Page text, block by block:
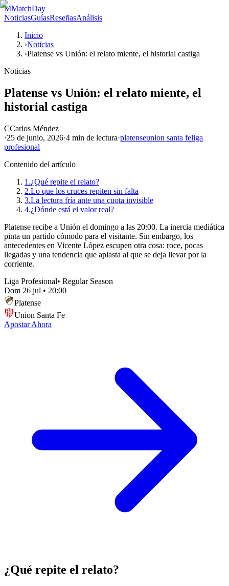
MMatchDay
NoticiasGuíasReseñasAnálisis
Inicio
›Noticias
›Platense vs Unión: el relato miente, el historial castiga
Noticias
Platense vs Unión: el relato miente, el
historial castiga
CCarlos Méndez
·25 de junio, 2026·4 min de lectura·platenseunion santa feliga
profesional
Contenido del artículo
1.¿Qué repite el relato?
2.Lo que los cruces repiten sin falta
3.La lectura fría ante una cuota invisible
4.¿Dónde está el valor real?
Platense recibe a Unión el domingo a las 20:00. La inercia mediática
pinta un partido cómodo para el visitante. Sin embargo, los
antecedentes en Vicente López escupen otra cosa: roce, pocas
llegadas y una tendencia que aplasta al que se deja llevar por la
corriente.
Liga Profesional• Regular Season
Dom 26 jul • 20:00
Platense
Union Santa Fe
Apostar Ahora
¿Qué repite el relato?